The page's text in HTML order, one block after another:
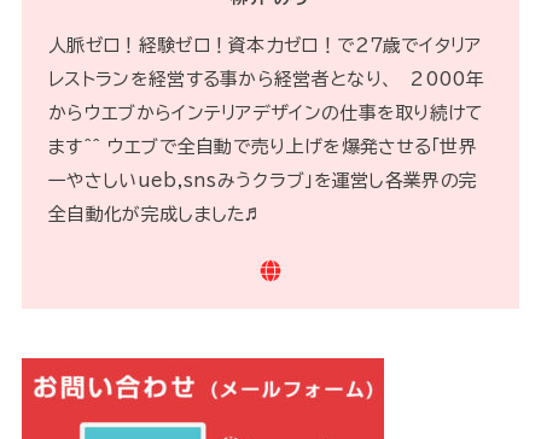
人脈ゼロ！経験ゼロ！資本力ゼロ！で２７歳でイタリア
レストランを経営する事から経営者となり、 2000年
からウエブからインテリアデザインの仕事を取り続けて
ます^^ ウエブで全自動で売り上げを爆発させる「世界
一やさしいueb,snsみうクラブ」を運営し各業界の完
全自動化が完成しました♬